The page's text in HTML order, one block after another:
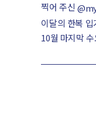
찍어 주신
이달의 한복
10월 마지막